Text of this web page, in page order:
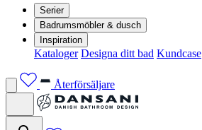
Serier
Badrumsmöbler & dusch
Inspiration
Kataloger Designa ditt bad Kundcase
Återförsäljare